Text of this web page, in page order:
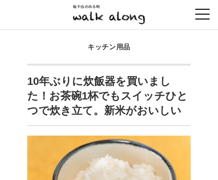
キッチン用品
10年ぶりに炊飯器を買いまし
た！お茶碗1杯でもスイッチひと
つで炊き立て。新米がおいしい